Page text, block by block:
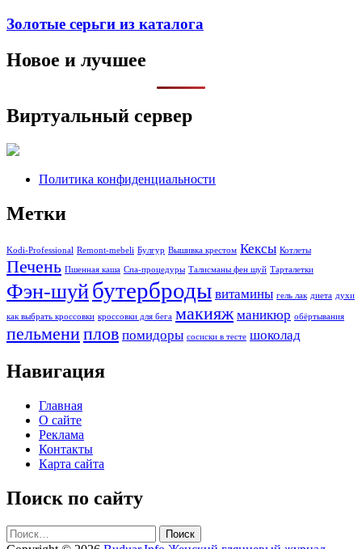
Золотые серьги из каталога
Новое и лучшее
Виртуальный сервер
Политика конфиденциальности
Метки
Kodi-Professional Remont-mebeli Булгур Вышивка крестом Кексы Котлеты
Печень Пшенная каша Спа-процедуры Талисманы фен шуй Тарталетки
Фэн-шуйбутерброды витамины гель лак диета духи
как выбрать кроссовки кроссовки для бега макияж маникюр обёртывания
пельмениплов помидоры сосиски в тесте шоколад
Навигация
Главная
О сайте
Реклама
Контакты
Карта сайта
Поиск по сайту
Найти: